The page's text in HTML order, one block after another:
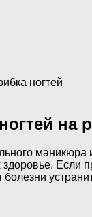
ногтей
на
маникюра
Если